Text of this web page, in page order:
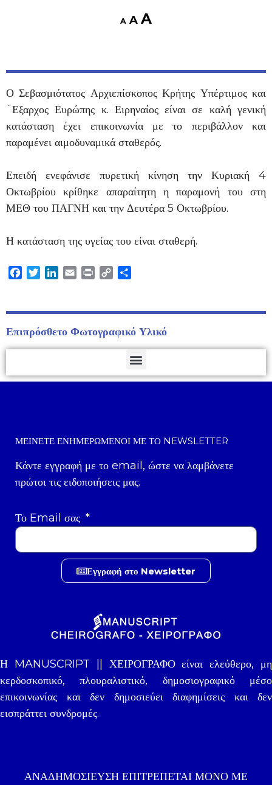
A A A
Ο Σεβασμιότατος Αρχιεπίσκοπος Κρήτης Υπέρτιμος και
¨Εξαρχος Ευρώπης κ. Ειρηναίος είναι σε καλή γενική
κατάσταση έχει επικοινωνία με το περιβάλλον και
παραμένει αιμοδυναμικά σταθερός.
Επειδή ενεφάνισε πυρετική κίνηση την Κυριακή 4
Οκτωβρίου κρίθηκε απαραίτητη η παραμονή του στη
ΜΕΘ του ΠΑΓΝΗ και την Δευτέρα 5 Οκτωβρίου.
Η κατάσταση της υγείας του είναι σταθερή.
Facebook
TwitterLinkedIn
EmailPrint Copy
Επιπρόσθετο Φωτογραφικό Υλικό
ΜΕΊΝΕΤΕ ΕΝΗΜΕΡΩΜΈΝΟΙ ΜΕ ΤΟ NEWSLETTER
Κάντε εγγραφή με το email, ώστε να λαμβάνετε
πρώτοι τις ειδοποιήσεις μας.
Το Email σας
Εγγραφή στο Newsletter
Η MANUSCRIPT || ΧΕΙΡΟΓΡΑΦΟ είναι ελεύθερο, μη
κερδοσκοπικό, πλουραλιστικό, δημοσιογραφικό μέσο
επικοινωνίας και δεν δημοσιεύει διαφημίσεις και δεν
εισπράττει συνδρομές.
ΑΝΑΔΗΜΟΣΊΕΥΣΗ ΕΠΙΤΡΈΠΕΤΑΙ ΜΌΝΟ ΜΕ